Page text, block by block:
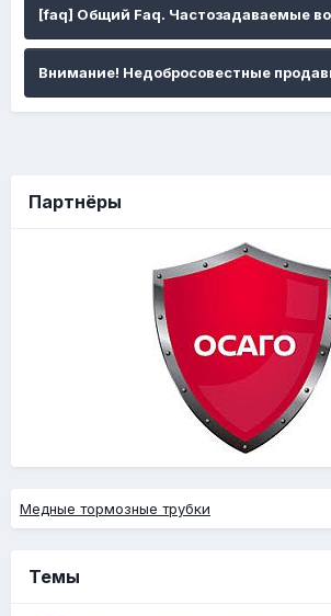
[faq] Общий Faq. Частозадаваемые
Внимание! Недобросовестные
Партнёры
Медные тормозные трубки
Темы